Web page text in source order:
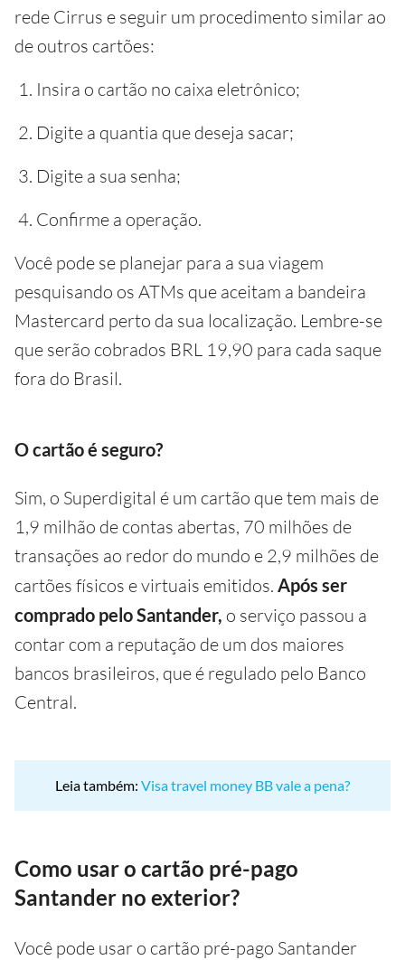
rede Cirrus e seguir um procedimento similar ao
de outros cartões:
Insira o cartão no caixa eletrônico;
Digite a quantia que deseja sacar;
Digite a sua senha;
Confirme a operação.
Você pode se planejar para a sua viagem
pesquisando os ATMs que aceitam a bandeira
Mastercard perto da sua localização. Lembre-se
que serão cobrados BRL 19,90 para cada saque
fora do Brasil.
O cartão é seguro?
Sim, o Superdigital é um cartão que tem mais de
1,9 milhão de contas abertas, 70 milhões de
transações ao redor do mundo e 2,9 milhões de
cartões físicos e virtuais emitidos. Após ser
comprado pelo Santander, o serviço passou a
contar com a reputação de um dos maiores
bancos brasileiros, que é regulado pelo Banco
Central.
Leia também: Visa travel money BB vale a pena?
Como usar o cartão pré-pago
Santander no exterior?
Você pode usar o cartão pré-pago Santander